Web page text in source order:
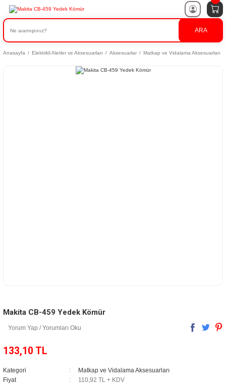
ARA
Anasayfa Elektrikli Aletler ve Aksesuarları Aksesuarlar Matkap ve Vidalama Aksesuarları
Makita CB-459 Yedek Kömür
Yorum Yap / Yorumları Oku
133,10 TL
Kategori
Matkap ve Vidalama Aksesuarları
Fiyat
110,92 TL + KDV